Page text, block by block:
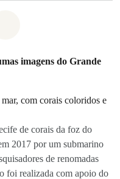
imagens do Grande
de corais da foz do
2017 por um submarino
de renomadas
foi realizada com apoio do